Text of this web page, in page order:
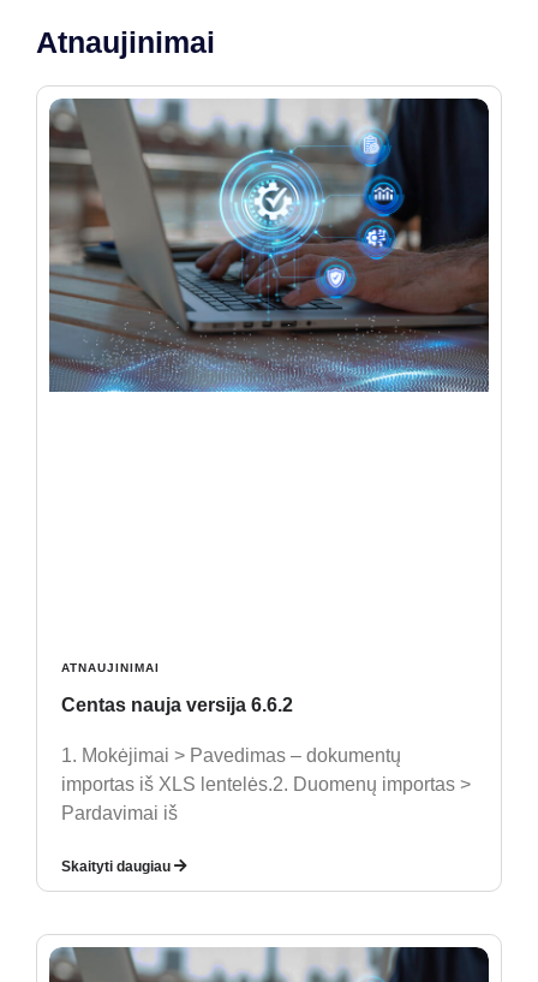
Atnaujinimai
ATNAUJINIMAI
Centas nauja versija 6.6.2
1. Mokėjimai > Pavedimas – dokumentų
importas iš XLS lentelės.2. Duomenų importas >
Pardavimai iš
Skaityti daugiau